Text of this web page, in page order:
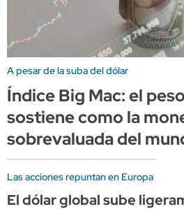
A pesar de la suba del dólar
Índice Big Mac: el
sostiene como la
sobrevaluada del
Las acciones repuntan en Europa
El dólar global sube